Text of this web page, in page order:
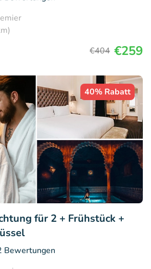
€404 €259
40% Rabatt
für 2 + Frühstück +
Bewertungen